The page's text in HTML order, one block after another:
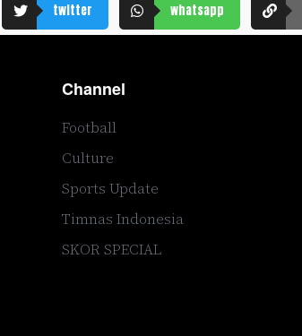
twitter whatsapp
Channel
Football
Culture
Sports Update
Timnas Indonesia
SKOR SPECIAL